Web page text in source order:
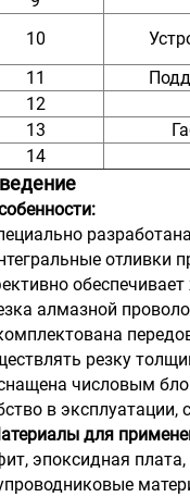
10
11
12
13
14
отливки
алмазной
резку
числовым
в
для
эпоксидная